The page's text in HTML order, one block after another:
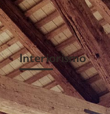
Interiorismo